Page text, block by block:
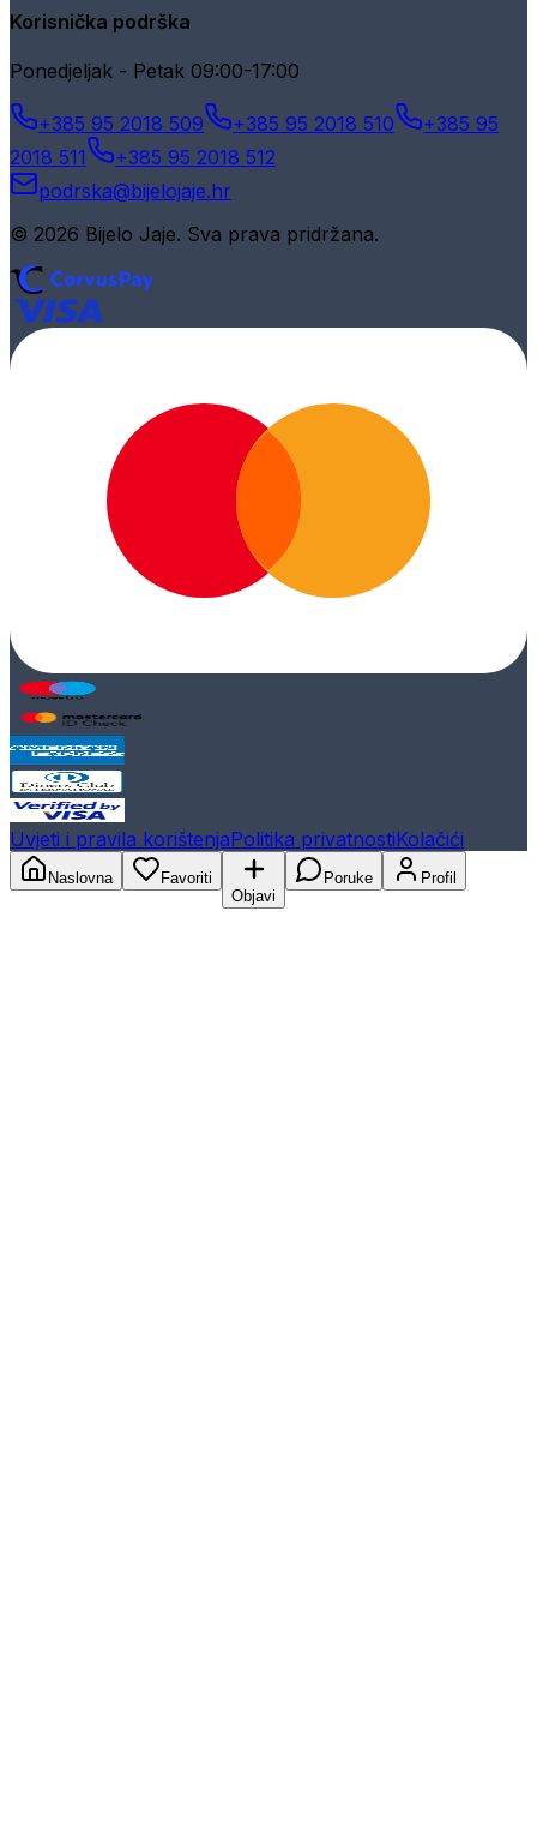
Korisnička podrška
Ponedjeljak - Petak 09:00-17:00
+385 95 2018 509 +385 95 2018 510
+385 95
2018 511
+385 95 2018 512
podrska@bijelojaje.hr
© 2026 Bijelo Jaje. Sva prava pridržana.
Uvjeti i pravila korištenjaPolitika privatnostiKolačići
Naslovna
Favoriti
Objavi
Poruke Profil